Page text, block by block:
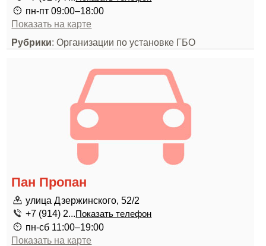
пн-пт 09:00–18:00
Показать на карте
Рубрики: Организации по установке ГБО
Пан Пропан
улица Дзержинского, 52/2
+7 (914) 2...Показать телефон
пн-сб 11:00–19:00
Показать на карте